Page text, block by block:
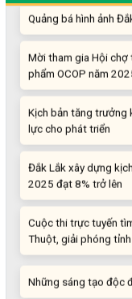
Quảng bá hình ảnh
Mời tham gia Hội chợ
phẩm OCOP năm
Kịch bản tăng trưởng
lực cho phát triển
Đắk Lắk xây dựng
2025 đạt 8% trở lên
Cuộc thi trực tuyến
Thuột, giải phóng
Những sáng tạo độc